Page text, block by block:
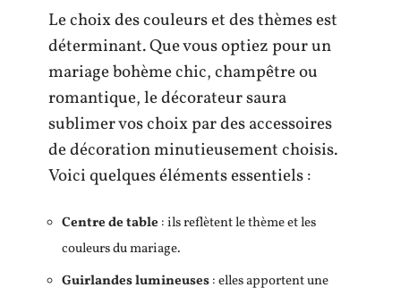
Le choix des couleurs et des thèmes est
déterminant. Que vous optiez pour un
mariage bohème chic, champêtre ou
romantique, le décorateur saura
sublimer vos choix par des accessoires
de décoration minutieusement choisis.
Voici quelques éléments essentiels :
Centre de table : ils reflètent le thème et les
couleurs du mariage.
Guirlandes lumineuses: elles apportent une